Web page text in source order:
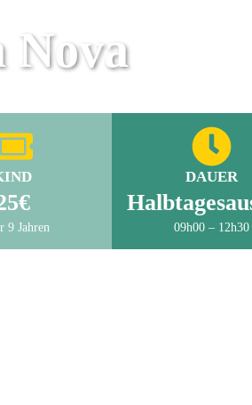
Nova
9 Jahren
DAUER
09h00 – 12h30